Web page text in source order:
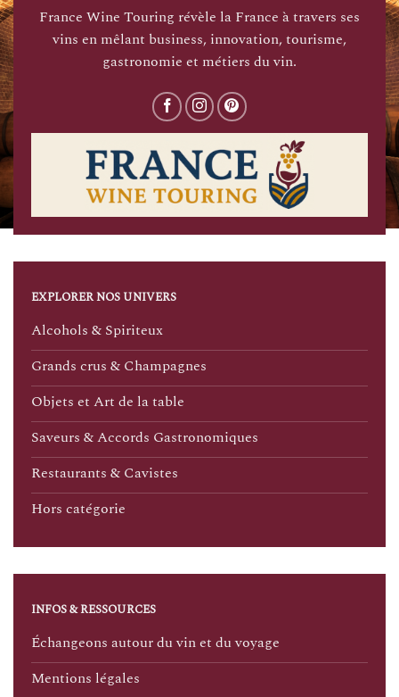
France Wine Touring révèle la France à travers ses
vins en mêlant business, innovation, tourisme,
gastronomie et métiers du vin.
EXPLORER NOS UNIVERS
Alcohols & Spiriteux
Grands crus & Champagnes
Objets et Art de la table
Saveurs & Accords Gastronomiques
Restaurants & Cavistes
Hors catégorie
INFOS & RESSOURCES
Échangeons autour du vin et du voyage
Mentions légales